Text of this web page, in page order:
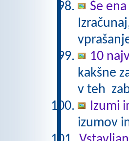
Še
10
kakšne
v teh
Izumi
izumov